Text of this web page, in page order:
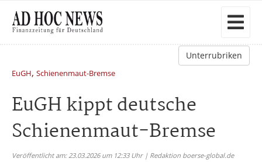
Unterrubriken
EuGH, Schienenmaut-Bremse
EuGH kippt deutsche
Schienenmaut-Bremse
Veröffentlicht am: 23.03.2026 um 12:33 Uhr | Redaktion boerse-global.de